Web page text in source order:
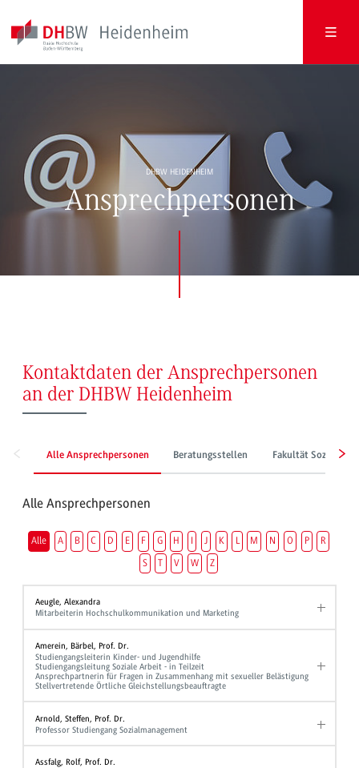
DHBW HEIDENHEIM
Ansprechpersonen
Kontaktdaten der Ansprechpersonen
an der DHBW Heidenheim
Alle Ansprechpersonen Beratungsstellen Fakultät
Alle Ansprechpersonen
Alle A B C D E F G H I J K L M N O P
R
S
T V W Z
Aeugle, Alexandra
Mitarbeiterin Hochschulkommunikation und Marketing
Amerein, Bärbel, Prof. Dr.
Studiengangsleiterin Kinder- und Jugendhilfe
Studiengangsleitung Soziale Arbeit - in Teilzeit
Ansprechpartnerin für Fragen in Zusammenhang mit sexueller Belästigung
Stellvertretende Örtliche Gleichstellungsbeauftragte
Arnold, Steffen, Prof. Dr.
Professor Studiengang Sozialmanagement
Assfalg, Rolf, Prof. Dr.